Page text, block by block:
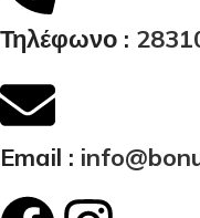
Τηλέφωνο :
Email :